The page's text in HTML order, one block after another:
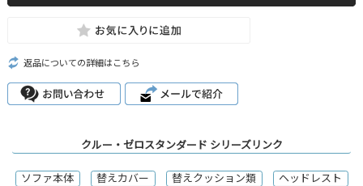
返品についての詳細はこちら
クルー・ゼロスタンダード シリーズリンク
ソファ本体 替えカバー 替えクッション類 ヘッドレスト